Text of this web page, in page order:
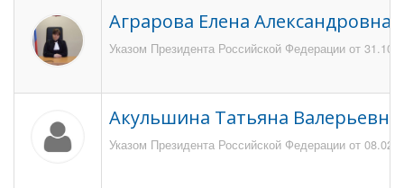
Аграрова Елена Александровна
Указом Президента Российской Федерации от
Акульшина Татьяна Валерьевна
Указом Президента Российской Федерации от